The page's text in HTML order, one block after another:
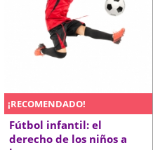
¡RECOMENDADO!
Fútbol infantil: el
derecho de los niños a